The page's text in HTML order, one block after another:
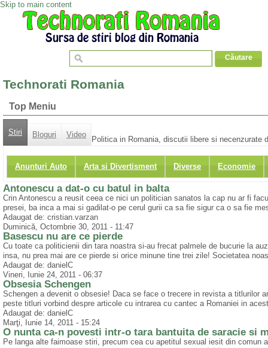
Skip to main content
Technorati Romania
Top Meniu
Stiri Bloguri Video
Anunturi Auto Arta si Divertisment Diverse Economie
Politica in Romania, discutii libere si necenzurate
Antonescu a dat-o cu batul in balta
Crin Antonescu a reusit ceea ce nici un politician sanatos la cap nu ar fi
presei, ba inca a mai si gadilat-o pe cerul gurii ca sa fie sigur ca o sa fie
Adaugat de: cristian.varzan
Duminică, Octombrie 30, 2011 - 11:47
Basescu nu are ce pierde
Cu toate ca politicienii din tara noastra si-au frecat palmele de bucurie la
insa, nu prea mai are ce pierde si orice minune tine trei zile! Societatea
Adaugat de: danielC
Vineri, Iunie 24, 2011 - 06:37
Obsesia Schengen
Schengen a devenit o obsesie! Daca se face o trecere in revista a titlurilor
peste titluri vorbind despre articole cu intrarea cu cantec a Romaniei in
Adaugat de: danielC
Marţi, Iunie 14, 2011 - 15:24
O nunta ca-n povesti intr-o tara bantuita de saracie si
Pe langa alte faimoase stiri, precum cea cu apetitul sexual iesit din comun